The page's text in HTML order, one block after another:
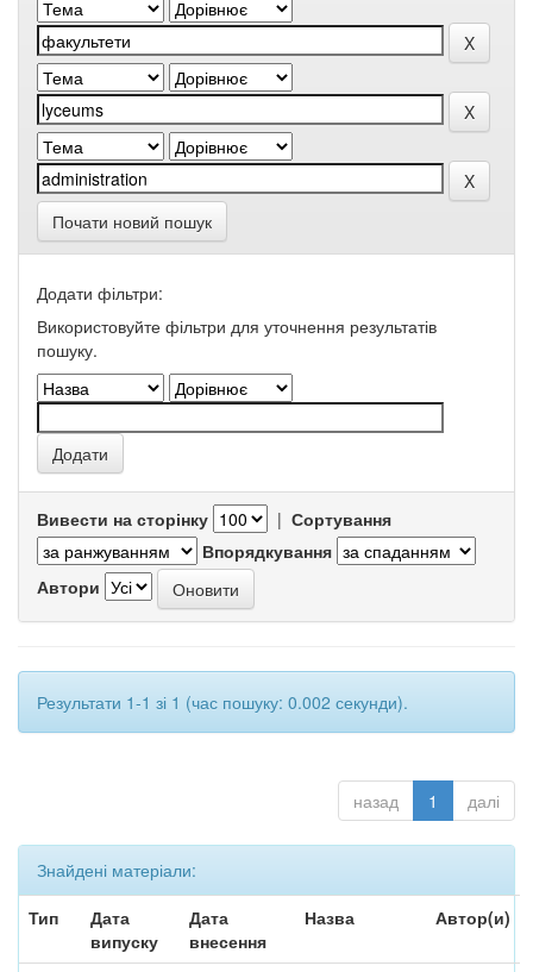
Почати новий пошук
Додати фільтри:
Використовуйте фільтри для уточнення результатів
пошуку.
Вивести на сторінку | Сортування
Впорядкування
Автори
Результати 1-1 зі 1 (час пошуку: 0.002 секунди).
назад 1 далі
Знайдені матеріали:
Тип
Дата
випуску
Дата
внесення
Назва Автор(и)